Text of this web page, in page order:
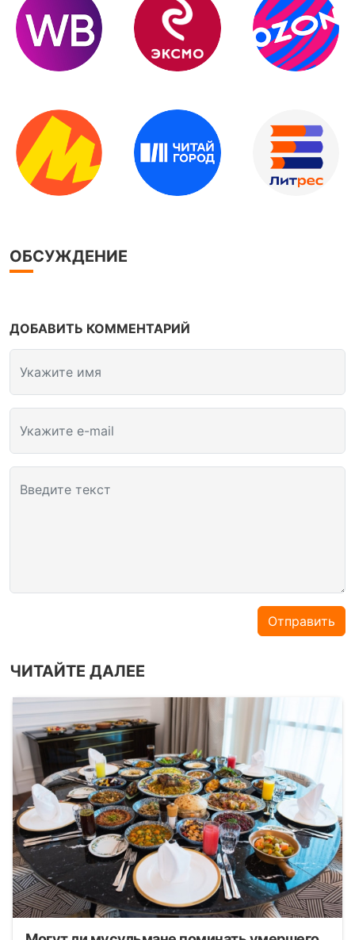
ОБСУЖДЕНИЕ
ДОБАВИТЬ КОММЕНТАРИЙ
Укажите имя
Укажите e-mail
Введите текст
Отправить
ЧИТАЙТЕ ДАЛЕЕ